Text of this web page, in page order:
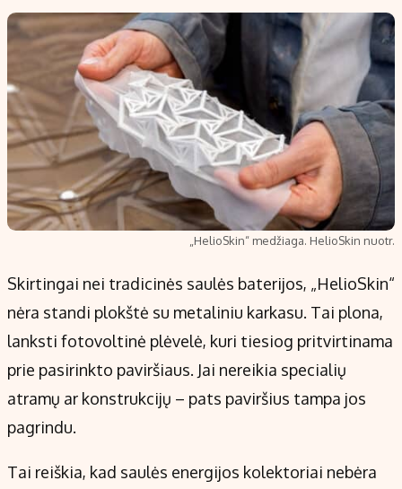
„HelioSkin“ medžiaga. HelioSkin nuotr.
Skirtingai nei tradicinės saulės baterijos, „HelioSkin“
nėra standi plokštė su metaliniu karkasu. Tai plona,
lanksti fotovoltinė plėvelė, kuri tiesiog pritvirtinama
prie pasirinkto paviršiaus. Jai nereikia specialių
atramų ar konstrukcijų – pats paviršius tampa jos
pagrindu.
Tai reiškia, kad saulės energijos kolektoriai nebėra